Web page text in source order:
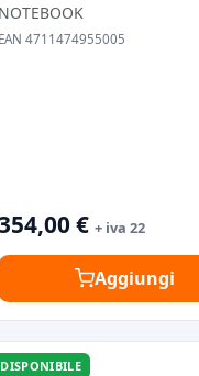
NOTEBOOK
EAN 4711474955005
€ + iva 22
Aggiungi
DISPONIBILE